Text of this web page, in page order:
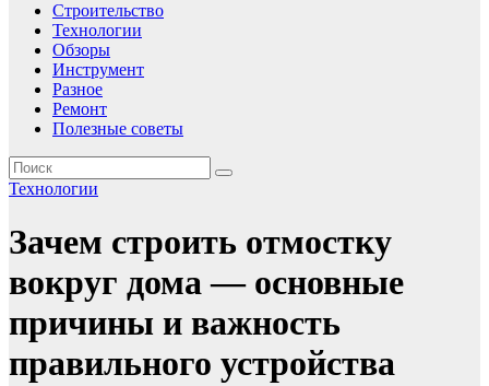
Строительство
Технологии
Обзоры
Инструмент
Разное
Ремонт
Полезные советы
Технологии
Зачем строить отмостку
вокруг дома — основные
причины и важность
правильного устройства